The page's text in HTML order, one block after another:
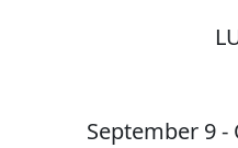
September 9 -